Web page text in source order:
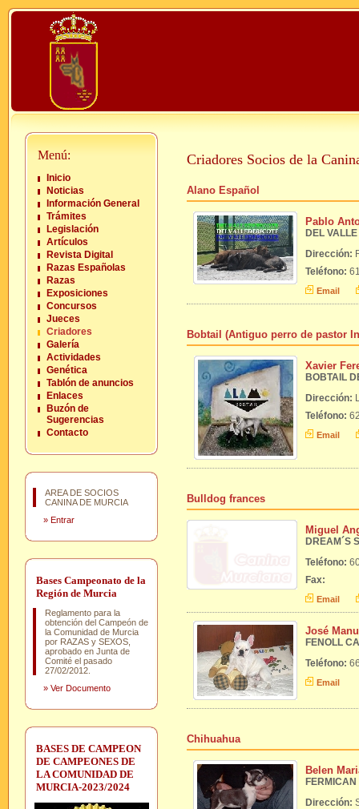
Menú:
Inicio
Noticias
Información General
Trámites
Legislación
Artículos
Revista Digital
Razas Españolas
Razas
Exposiciones
Concursos
Jueces
Criadores
Galería
Actividades
Genética
Tablón de anuncios
Enlaces
Buzón de
Sugerencias
Contacto
AREA DE SOCIOS
CANINA DE MURCIA
» Entrar
Bases Campeonato de la
Región de Murcia
Reglamento para la
obtención del Campeón de
la Comunidad de Murcia
por RAZAS y SEXOS,
aprobado en Junta de
Comité el pasado
27/02/2012.
» Ver Documento
BASES DE CAMPEON
DE CAMPEONES DE
LA COMUNIDAD DE
MURCIA-2023/2024
Criadores Socios de la
Alano Español
Pablo
DEL
Dirección:
Teléfono:
Email
Bobtail (Antiguo perro de pastor
Xavier
BOBTAIL
Dirección:
Teléfono:
Email
Bulldog frances
Miguel
DREAM´S
Teléfono:
Fax:
Email
José
FENOLL
Teléfono:
Email
Chihuahua
Belen
FERMICAN
Dirección: